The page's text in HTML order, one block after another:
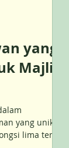
yang
Majlis
yang unik
lima tema